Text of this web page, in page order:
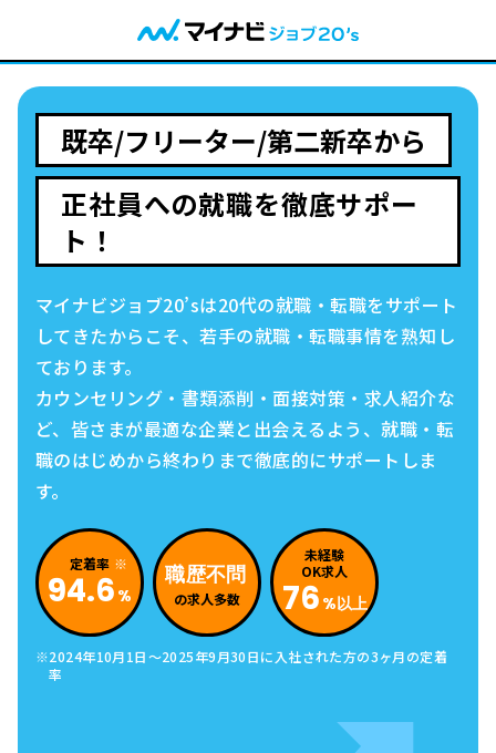
既卒/フリーター/第二新卒から
正社員への就職を徹底サポー
ト！
マイナビジョブ20’sは20代の就職・転職をサポート
してきたからこそ、若手の就職・転職事情を熟知し
ております。
カウンセリング・書類添削・面接対策・求人紹介な
ど、 皆さまが最適な企業と出会えるよう、就職・転
職のはじめから終わりまで徹底的にサポートしま
す。
定着率
94.6 % の求人多数
職歴不問
未経験
OK求人
76 %以上
2024年10月1日～2025年9月30日に入社された方の3ヶ月の定着
率